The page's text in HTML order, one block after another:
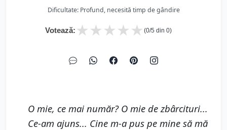
Dificultate: Profund, necesită timp de gândire
Votează: ★
★
★
★
★ (0/5 din 0)
O mie, ce mai număr? O mie de zbârcituri...
Ce-am ajuns... Cine m-a pus pe mine să mă